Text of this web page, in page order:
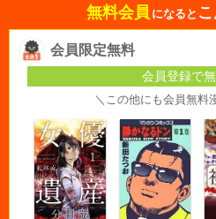
無料会員 になると
会員限定無料
会員登録で
＼この他にも会員無料